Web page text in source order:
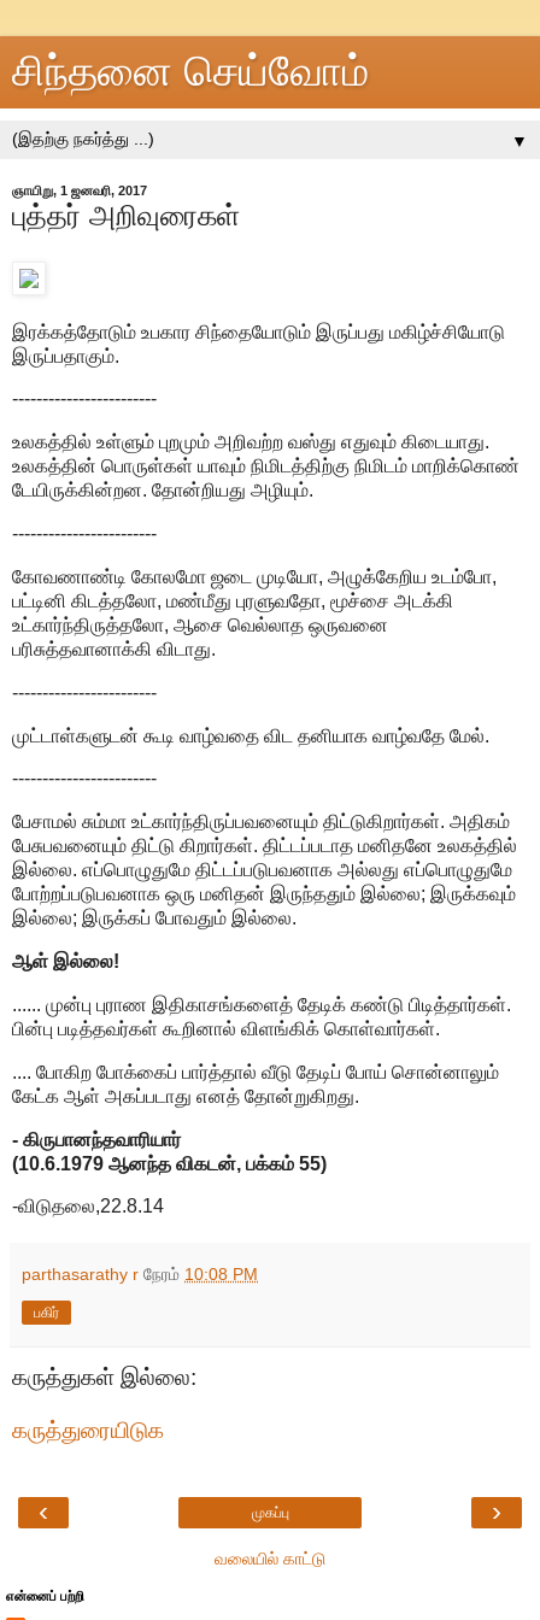
சிந்தனை செய்வோம்
▼
ஞாயிறு, 1 ஜனவரி, 2017
புத்தர் அறிவுரைகள்
இரக்கத்தோடும் உபகார சிந்தையோடும் இருப்பது மகிழ்ச்சியோடு
இருப்பதாகும்.
------------------------
உலகத்தில் உள்ளும் புறமும் அறிவற்ற வஸ்து எதுவும் கிடையாது.
உலகத்தின் பொருள்கள் யாவும் நிமிடத்திற்கு நிமிடம் மாறிக்கொண்
டேயிருக்கின்றன. தோன்றியது அழியும்.
------------------------
கோவணாண்டி கோலமோ ஜடை முடியோ, அழுக்கேறிய உடம்போ,
பட்டினி கிடத்தலோ, மண்மீது புரளுவதோ, மூச்சை அடக்கி
உட்கார்ந்திருத்தலோ, ஆசை வெல்லாத ஒருவனை
பரிசுத்தவானாக்கி விடாது.
------------------------
முட்டாள்களுடன் கூடி வாழ்வதை விட தனியாக வாழ்வதே மேல்.
------------------------
பேசாமல் சும்மா உட்கார்ந்திருப்பவனையும் திட்டுகிறார்கள். அதிகம்
பேசுபவனையும் திட்டு கிறார்கள். திட்டப்படாத மனிதனே உலகத்தில்
இல்லை. எப்பொழுதுமே திட்டப்படுபவனாக அல்லது எப்பொழுதுமே
போற்றப்படுபவனாக ஒரு மனிதன் இருந்ததும் இல்லை; இருக்கவும்
இல்லை; இருக்கப் போவதும் இல்லை.
ஆள் இல்லை!
...... முன்பு புராண இதிகாசங்களைத் தேடிக் கண்டு பிடித்தார்கள்.
பின்பு படித்தவர்கள் கூறினால் விளங்கிக் கொள்வார்கள்.
.... போகிற போக்கைப் பார்த்தால் வீடு தேடிப் போய் சொன்னாலும்
கேட்க ஆள் அகப்படாது எனத் தோன்றுகிறது.
- கிருபானந்தவாரியார்
(10.6.1979 ஆனந்த விகடன், பக்கம் 55)
-விடுதலை,22.8.14
parthasarathy r நேரம் 10:08 PM
பகிர்
கருத்துகள் இல்லை:
கருத்துரையிடுக
‹ ›
முகப்பு
வலையில் காட்டு
என்னைப் பற்றி